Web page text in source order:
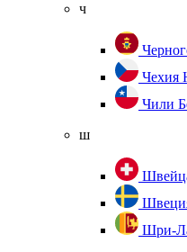
ч
Чехия
Чили
ш
Шри-